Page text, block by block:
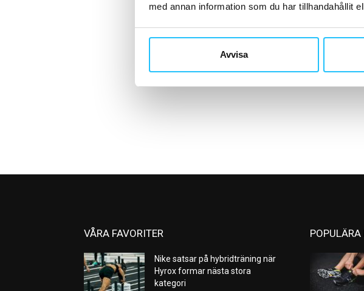
med annan information som du har tillhandahållit
Avvisa
VÅRA FAVORITER
Nike satsar på hybridträning när
Hyrox formar nästa stora
kategori